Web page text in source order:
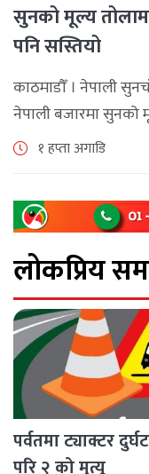
सुनको मूल्य
पनि सस्तियो
काठमाडौँ । नेपाली
नेपाली बजारमा
अनुसार छापावाल
१ हप्ता अगाडि
लोकप्रिय
पर्वतमा ट्याक्टर